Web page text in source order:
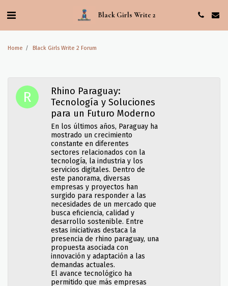
Black Girls Write 2
Home Black Girls Write 2 Forum
Rhino Paraguay:
Tecnología y Soluciones
para un Futuro Moderno
En los últimos años, Paraguay ha
mostrado un crecimiento
constante en diferentes
sectores relacionados con la
tecnología, la industria y los
servicios digitales. Dentro de
este panorama, diversas
empresas y proyectos han
surgido para responder a las
necesidades de un mercado que
busca eficiencia, calidad y
desarrollo sostenible. Entre
estas iniciativas destaca la
presencia de rhino paraguay, una
propuesta asociada con
innovación y adaptación a las
demandas actuales.
El avance tecnológico ha
permitido que más empresas